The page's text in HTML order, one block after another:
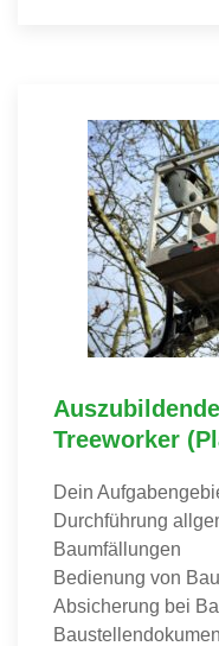
Treeworker
Dein
Durchführung
Baumfällungen
Bedienung von
Absicherung bei